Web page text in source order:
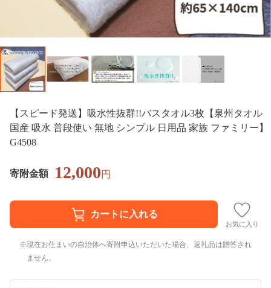
【スピード発送】吸水性抜群!!バスタオル3枚【泉州タオル
国産 吸水 普段使い 無地 シンプル 日用品 家族 ファミリー】
G4508
寄附金額 12,000円
お気に入り
現在お住まいの自治体へ寄附申込いただいた場合、返礼品は贈答され
ません。